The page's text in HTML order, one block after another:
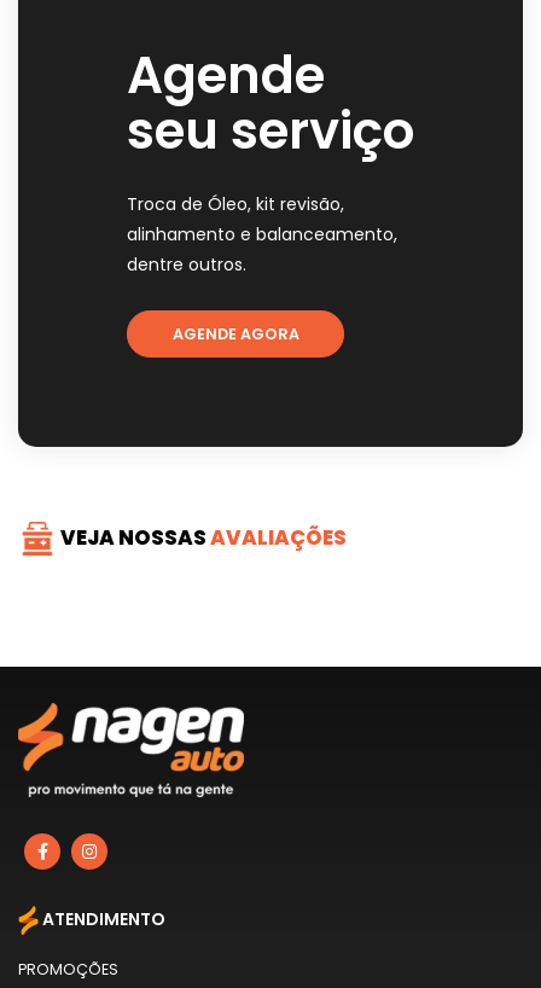
Agende
seu serviço
Troca de Óleo, kit revisão,
alinhamento e balanceamento,
dentre outros.
AGENDE AGORA
VEJA NOSSASAVALIAÇÕES
ATENDIMENTO
PROMOÇÕES